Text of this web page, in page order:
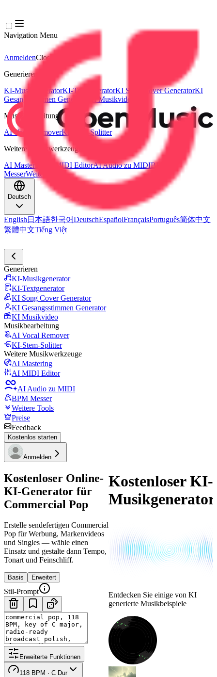
Navigation Menu
AnmeldenClose menu
Generieren
KI-MusikgeneratorKI-TextgeneratorKI Song Cover GeneratorKI
Gesangsstimmen Generator
KI Musikvideo
Musikbearbeitung
AI Vocal RemoverKI-Stem-Splitter
Weitere Musikwerkzeuge
AI Mastering
AI MIDI EditorAI Audio zu MIDIBPM
MesserWeitere Tools
Deutsch
English 日本語한국어DeutschEspañolFrançaisPortuguês简体中文
繁體中文Tiếng Việt
Generieren
KI-Musikgenerator
KI-Textgenerator
KI Song Cover Generator
KI Gesangsstimmen Generator
KI Musikvideo
Musikbearbeitung
AI Vocal Remover
KI-Stem-Splitter
Weitere Musikwerkzeuge
AI Mastering
AI MIDI Editor
AI Audio zu MIDI
BPM Messer
Weitere Tools
Preise
Feedback
Kostenlos starten
Anmelden
Kostenloser Online-
KI-Generator für
Commercial Pop
Erstelle sendefertigen Commercial
Pop für Werbung, Markenvideos
und Singles — wähle einen
Einsatz und gestalte dann Tempo,
Tonart und Feinschliff.
Basis Erweitert
Stil-Prompt
Erweiterte Funktionen
118 BPM · C Dur
Kostenloser KI-
Musikgenerator
Entdecken Sie einige von KI
generierte Musikbeispiele